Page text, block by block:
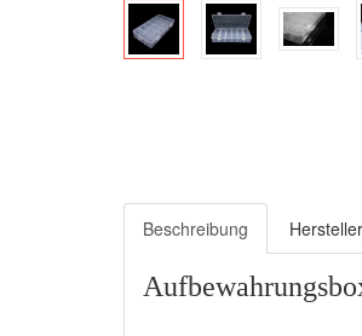
Beschreibung Hersteller